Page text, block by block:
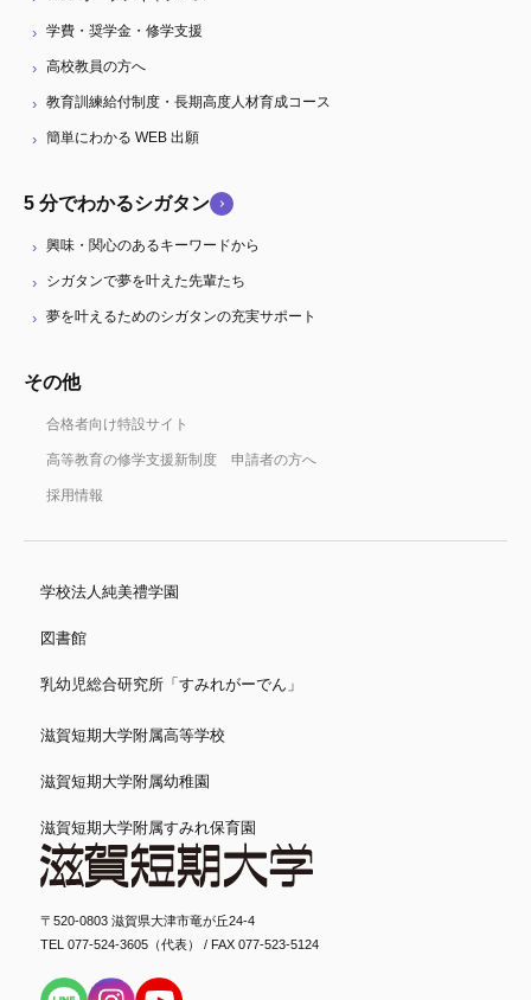
学費・奨学金・修学支援
高校教員の方へ
教育訓練給付制度・長期高度人材育成コース
簡単にわかる WEB 出願
5 分でわかるシガタン
興味・関心のあるキーワードから
シガタンで夢を叶えた先輩たち
夢を叶えるためのシガタンの充実サポート
その他
合格者向け特設サイト
高等教育の修学支援新制度 申請者の方へ
採用情報
〒520-0803 滋賀県大津市竜が丘24-4
TEL 077-524-3605（代表） / FAX 077-523-5124
学校法人純美禮学園
図書館
乳幼児総合研究所「すみれがーでん」
滋賀短期大学附属高等学校
滋賀短期大学附属幼稚園
滋賀短期大学附属すみれ保育園